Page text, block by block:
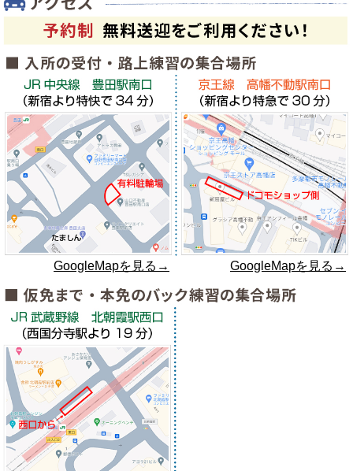
GoogleMapを見る→ GoogleMapを見る→